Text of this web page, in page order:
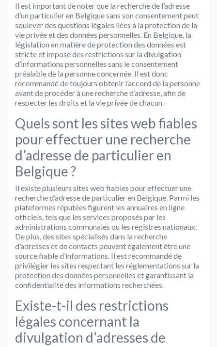
Il est important de noter que la recherche de l’adresse
d’un particulier en Belgique sans son consentement peut
soulever des questions légales liées à la protection de la
vie privée et des données personnelles. En Belgique, la
législation en matière de protection des données est
stricte et impose des restrictions sur la divulgation
d’informations personnelles sans le consentement
préalable de la personne concernée. Il est donc
recommandé de toujours obtenir l’accord de la personne
avant de procéder à une recherche d’adresse, afin de
respecter les droits et la vie privée de chacun.
Quels sont les sites web fiables
pour effectuer une recherche
d’adresse de particulier en
Belgique ?
Il existe plusieurs sites web fiables pour effectuer une
recherche d’adresse de particulier en Belgique. Parmi les
plateformes réputées figurent les annuaires en ligne
officiels, tels que les services proposés par les
administrations communales ou les registres nationaux.
De plus, des sites spécialisés dans la recherche
d’adresses et de contacts peuvent également être une
source fiable d’informations. Il est recommandé de
privilégier les sites respectant les réglementations sur la
protection des données personnelles et garantissant la
confidentialité des informations recherchées.
Existe-t-il des restrictions
légales concernant la
divulgation d’adresses de